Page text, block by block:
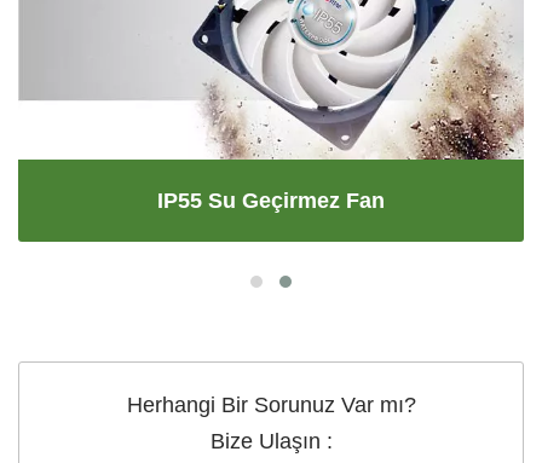
IP55 Su Geçirmez Fan
Herhangi Bir Sorunuz Var mı?
Bize Ulaşın :